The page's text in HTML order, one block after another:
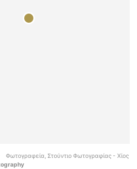
Φωτογραφεία, Στούντιο Φωτογραφίας - Χίος